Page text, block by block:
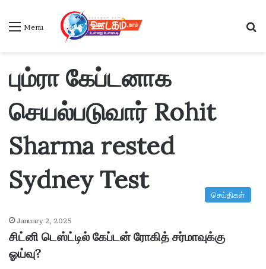
Menu
பும்ரா கேப்டனாக
செயல்படுவார் Rohit
Sharma rested
Sydney Test
செய்திகள்
January 2, 2025
சிட்னி டெஸ்ட்டில் கேப்டன் ரோகித் சர்மாவுக்கு
ஓய்வு?